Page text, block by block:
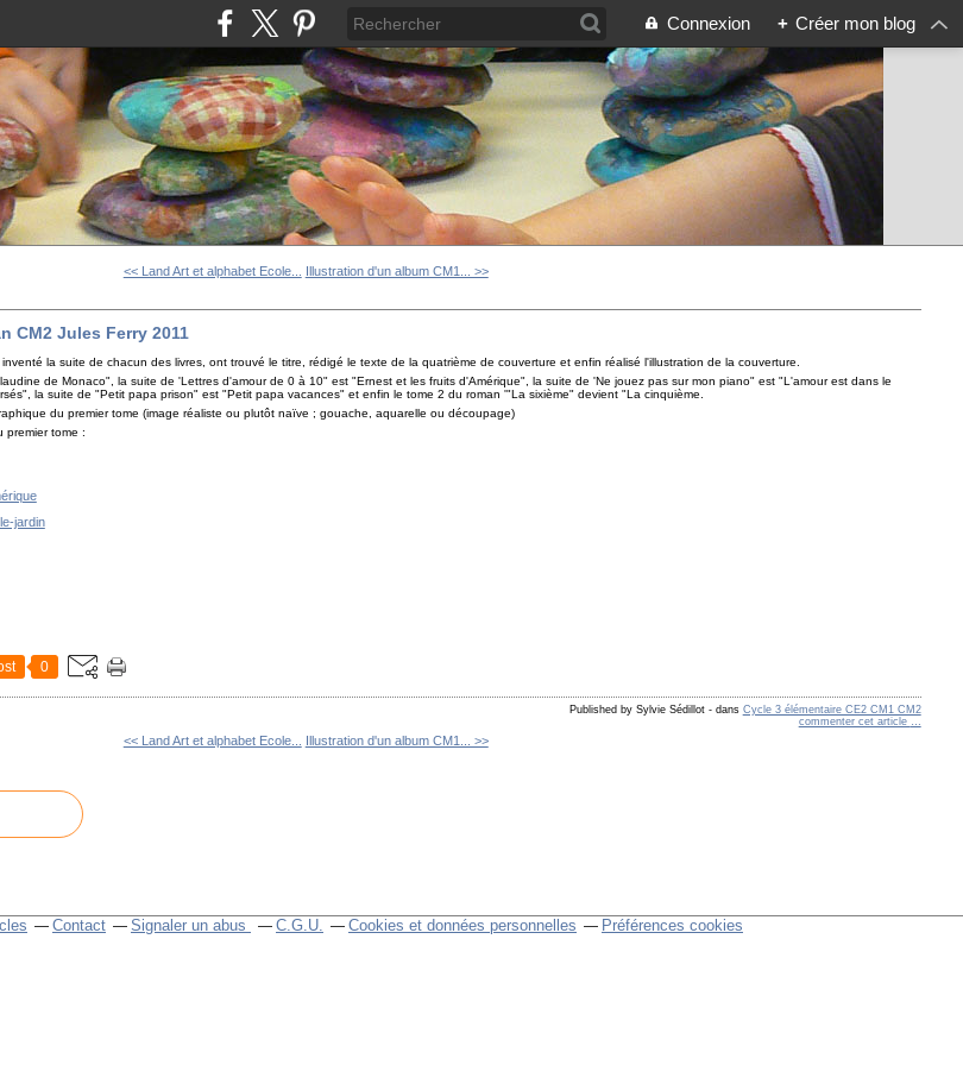
Connexion + Créer mon blog
<< Land Art et alphabet Ecole... Illustration d'un album CM1... >>
CM2 Jules Ferry 2011
la suite de chacun des livres, ont trouvé le titre, rédigé le texte de la quatrième de couverture et enfin réalisé l'illustration de la couverture.
de Monaco", la suite de 'Lettres d'amour de 0 à 10" est "Ernest et les fruits d'Amérique", la suite de 'Ne jouez pas sur mon piano" est "L'amour est dans le
la suite de "Petit papa prison" est "Petit papa vacances" et enfin le tome 2 du roman '"La sixième" devient "La cinquième.
du premier tome (image réaliste ou plutôt naïve ; gouache, aquarelle ou découpage)
premier tome :
0
Published by Sylvie Sédillot -dans Cycle 3 élémentaire CE2 CM1 CM2
commenter cet article
<< Land Art et alphabet Ecole... Illustration d'un album CM1... >>
Contact Signaler un abus C.G.U. Cookies et données personnelles Préférences cookies